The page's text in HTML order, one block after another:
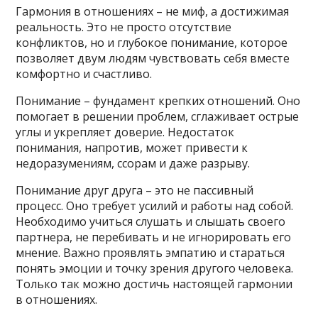
Гармония в отношениях – не миф, а достижимая
реальность. Это не просто отсутствие
конфликтов, но и глубокое понимание, которое
позволяет двум людям чувствовать себя вместе
комфортно и счастливо.
Понимание – фундамент крепких отношений. Оно
помогает в решении проблем, сглаживает острые
углы и укрепляет доверие. Недостаток
понимания, напротив, может привести к
недоразумениям, ссорам и даже разрыву.
Понимание друг друга – это не пассивный
процесс. Оно требует усилий и работы над собой.
Необходимо учиться слушать и слышать своего
партнера, не перебивать и не игнорировать его
мнение. Важно проявлять эмпатию и стараться
понять эмоции и точку зрения другого человека.
Только так можно достичь настоящей гармонии
в отношениях.